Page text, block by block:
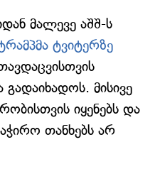
მალევე აშშ-ს
ტვიტერზე
მისივე
იყენებს და
თანხებს არ